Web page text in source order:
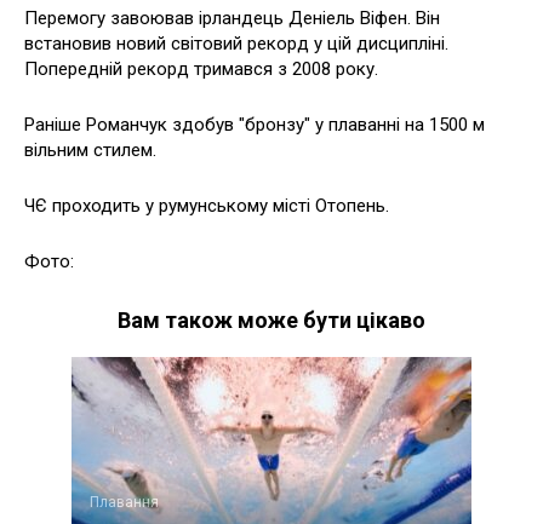
Перемогу завоював ірландець Деніель Віфен. Він
встановив новий світовий рекорд у цій дисципліні.
Попередній рекорд тримався з 2008 року.
Раніше Романчук здобув "бронзу" у плаванні на 1500 м
вільним стилем.
ЧЄ проходить у румунському місті Отопень.
Фото:
Вам також може бути цікаво
Плавання